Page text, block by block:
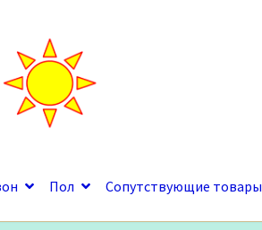
Пол Сопутствующие товары